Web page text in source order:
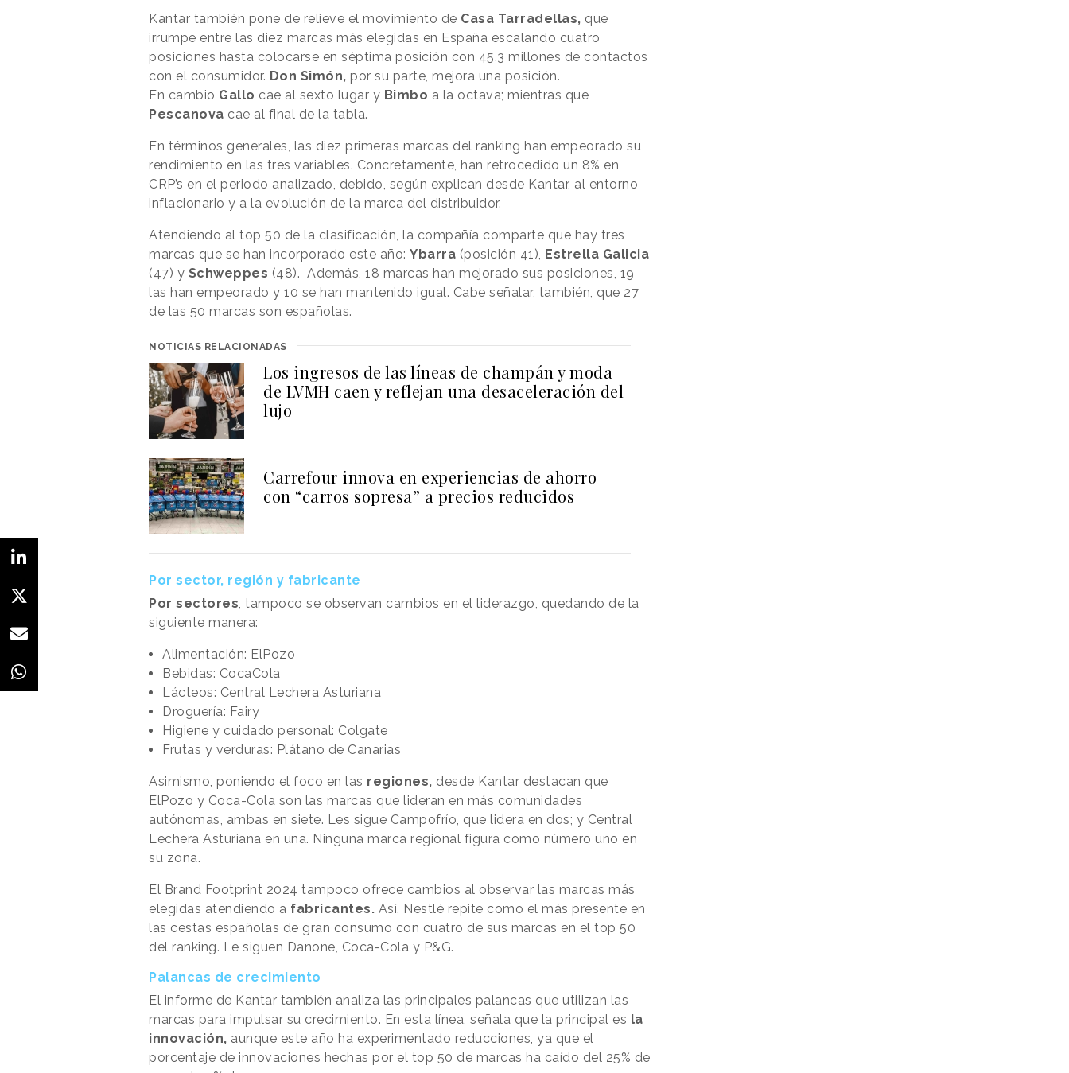
Kantar también pone de relieve el movimiento de Casa Tarradellas, que
irrumpe entre las diez marcas más elegidas en España escalando cuatro
posiciones hasta colocarse en séptima posición con 45,3 millones de contactos
con el consumidor. Don Simón, por su parte, mejora una posición.
En cambio Gallo cae al sexto lugar y Bimbo a la octava; mientras que
Pescanova cae al final de la tabla.
En términos generales, las diez primeras marcas del ranking han empeorado su
rendimiento en las tres variables. Concretamente, han retrocedido un 8% en
CRP’s en el periodo analizado, debido, según explican desde Kantar, al entorno
inflacionario y a la evolución de la marca del distribuidor.
Atendiendo al top 50 de la clasificación, la compañía comparte que hay tres
marcas que se han incorporado este año: Ybarra (posición 41), Estrella Galicia
(47) y Schweppes (48). Además, 18 marcas han mejorado sus posiciones, 19
las han empeorado y 10 se han mantenido igual. Cabe señalar, también, que 27
de las 50 marcas son españolas.
NOTICIAS RELACIONADAS
Los ingresos de las líneas de champán y moda
de LVMH caen y reflejan una desaceleración del
lujo
Carrefour innova en experiencias de ahorro
con “carros sopresa” a precios reducidos
Por sector, región y fabricante
Por sectores, tampoco se observan cambios en el liderazgo, quedando de la
siguiente manera:
Alimentación: ElPozo
Bebidas: CocaCola
Lácteos: Central Lechera Asturiana
Droguería: Fairy
Higiene y cuidado personal: Colgate
Frutas y verduras: Plátano de Canarias
Asimismo, poniendo el foco en las regiones, desde Kantar destacan que
ElPozo y Coca-Cola son las marcas que lideran en más comunidades
autónomas, ambas en siete. Les sigue Campofrío, que lidera en dos; y Central
Lechera Asturiana en una. Ninguna marca regional figura como número uno en
su zona.
El Brand Footprint 2024 tampoco ofrece cambios al observar las marcas más
elegidas atendiendo a fabricantes. Así, Nestlé repite como el más presente en
las cestas españolas de gran consumo con cuatro de sus marcas en el top 50
del ranking. Le siguen Danone, Coca-Cola y P&G.
Palancas de crecimiento
El informe de Kantar también analiza las principales palancas que utilizan las
marcas para impulsar su crecimiento. En esta línea, señala que la principal es la
innovación, aunque este año ha experimentado reducciones, ya que el
porcentaje de innovaciones hechas por el top 50 de marcas ha caído del 25% de